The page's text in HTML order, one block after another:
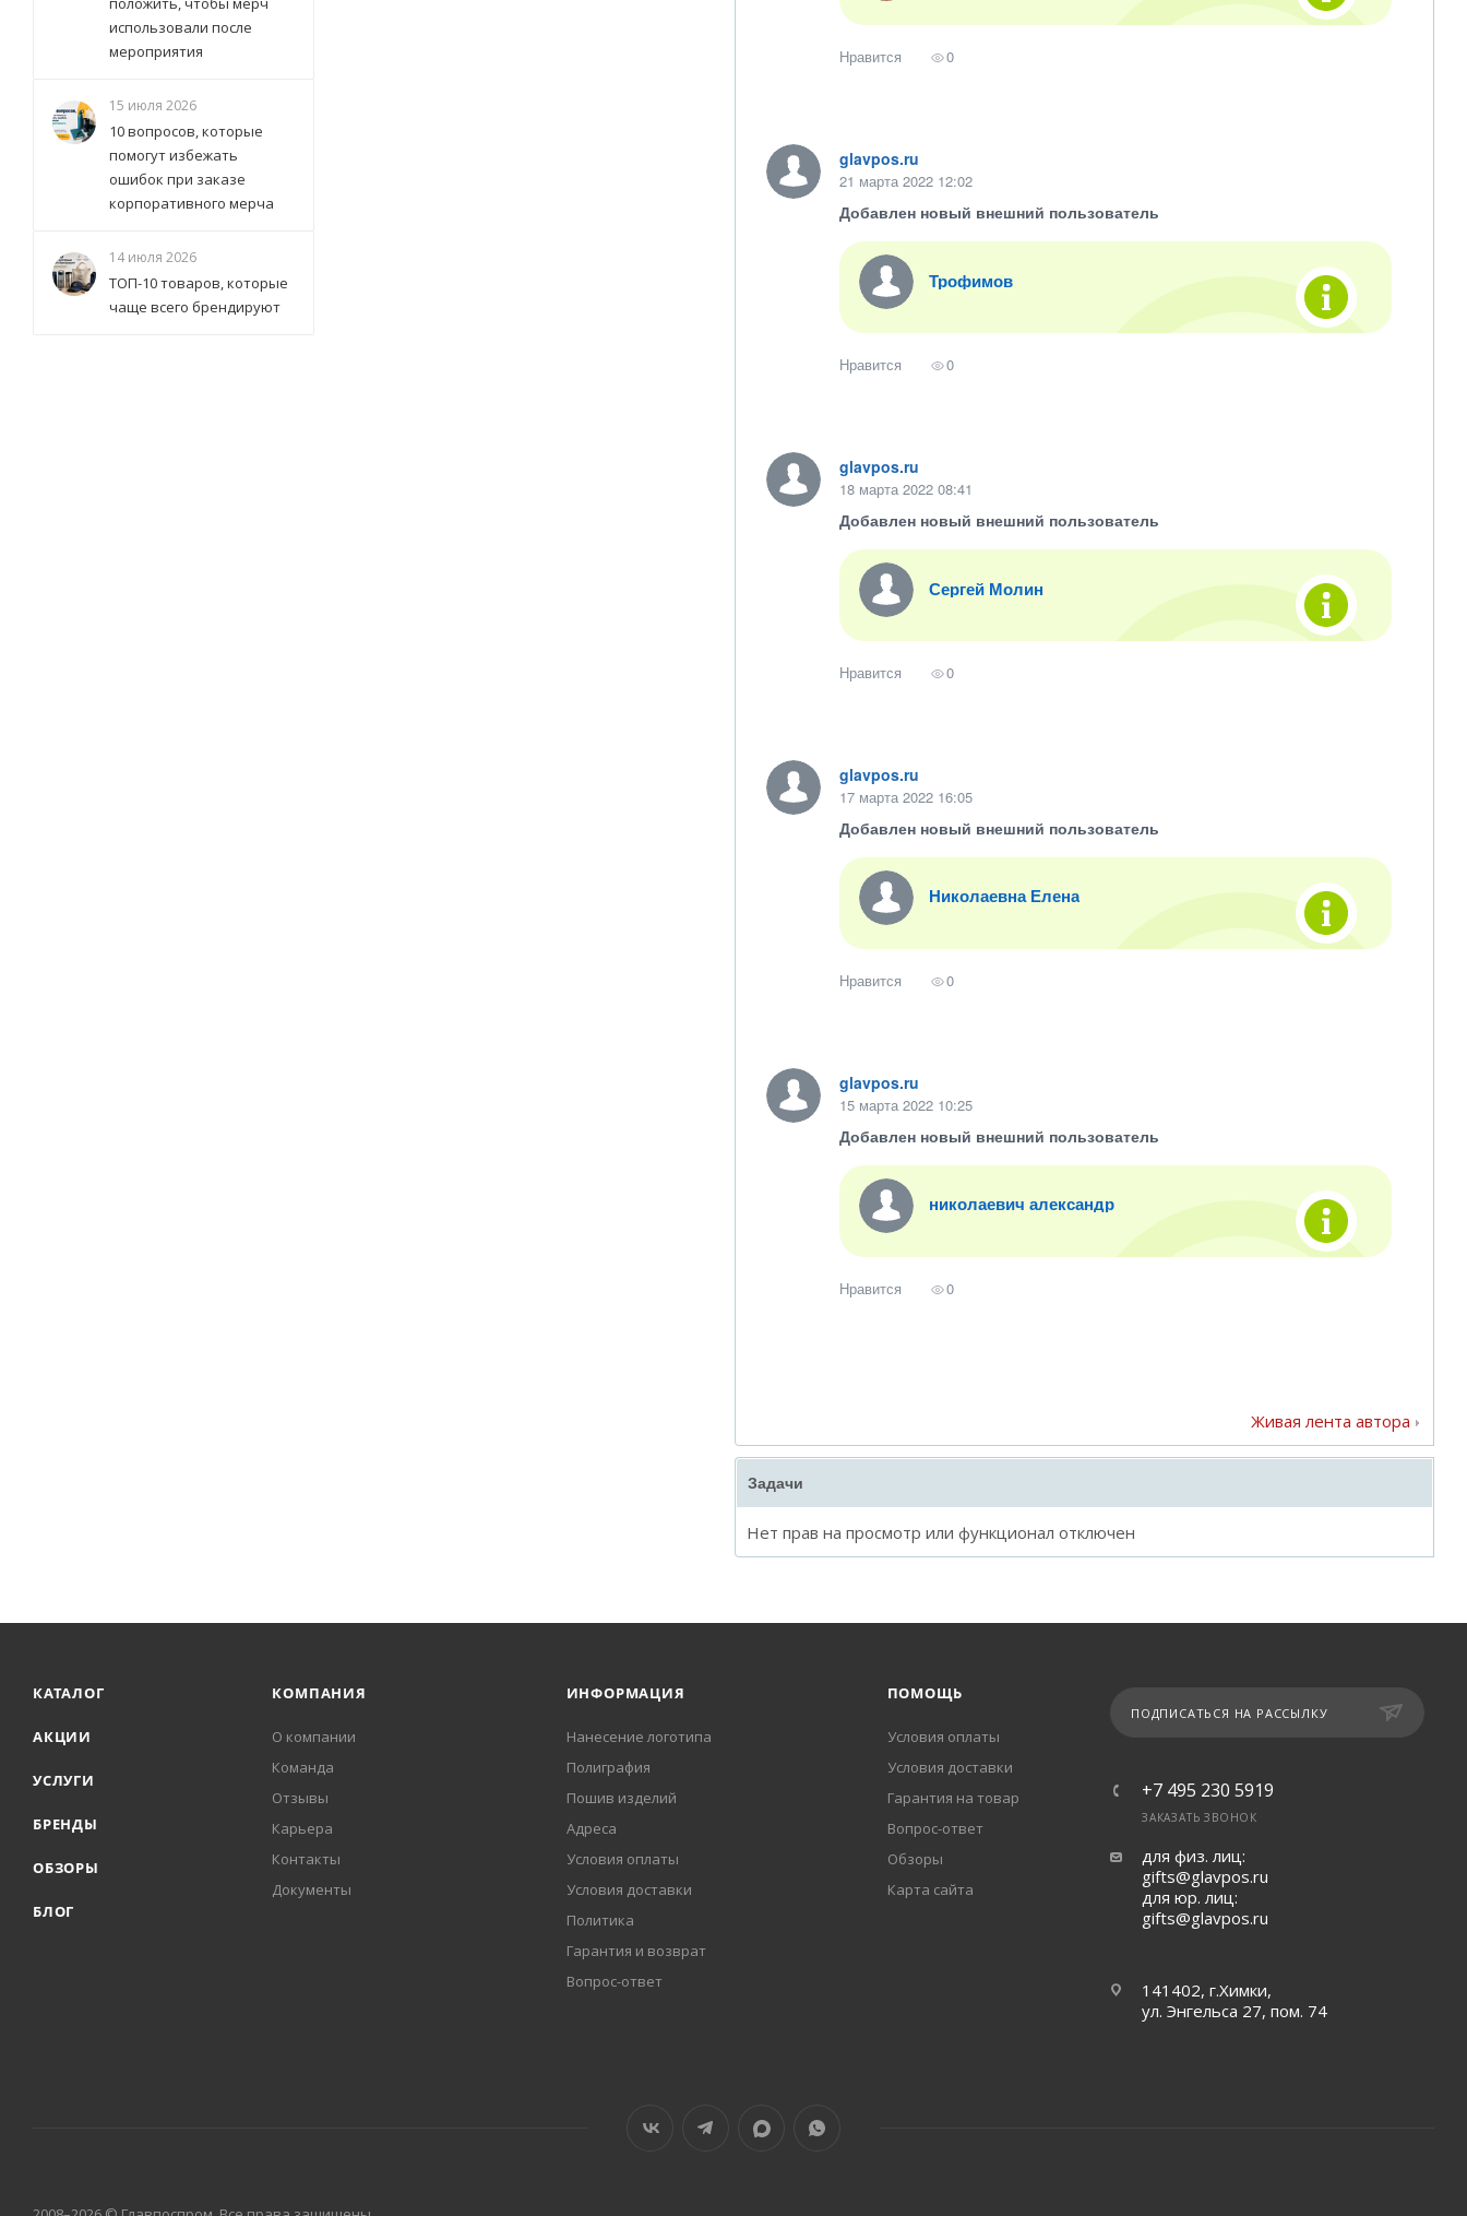
Нравится 0
glavpos.ru
21 марта 2022 12:02
Добавлен новый внешний пользователь
Трофимов
Нравится 0
glavpos.ru
18 марта 2022 08:41
Добавлен новый внешний пользователь
Сергей Молин
Нравится 0
glavpos.ru
17 марта 2022 16:05
Добавлен новый внешний пользователь
Николаевна Елена
Нравится 0
glavpos.ru
15 марта 2022 10:25
Добавлен новый внешний пользователь
николаевич александр
Нравится 0
Живая лента автора
Задачи
Нет прав на просмотр или функционал отключен
использовали после
мероприятия
15 июля 2026
10 вопросов, которые
помогут избежать
ошибок при заказе
корпоративного мерча
14 июля 2026
ТОП-10 товаров, которые
чаще всего брендируют
КАТАЛОГ
АКЦИИ
УСЛУГИ
БРЕНДЫ
ОБЗОРЫ
БЛОГ
КОМПАНИЯ
О компании
Команда
Отзывы
Карьера
Контакты
Документы
ИНФОРМАЦИЯ
Нанесение логотипа
Полиграфия
Пошив изделий
Адреса
Условия оплаты
Условия доставки
Политика
Гарантия и возврат
Вопрос-ответ
ПОМОЩЬ
Условия оплаты
Условия доставки
Гарантия на товар
Вопрос-ответ
Обзоры
Карта сайта
ПОДПИСАТЬСЯ НА РАССЫЛКУ
+7 495 230 5919
ЗАКАЗАТЬ ЗВОНОК
для физ. лиц:
gifts@glavpos.ru
для юр. лиц:
gifts@glavpos.ru
141402, г.Химки,
ул. Энгельса 27, пом. 74